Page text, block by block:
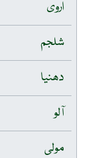
اروی
شلجم
دھنیا
آلو
مولی